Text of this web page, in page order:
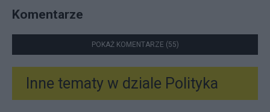
Komentarze
POKAŻ KOMENTARZE (55)
Inne tematy w dziale Polityka